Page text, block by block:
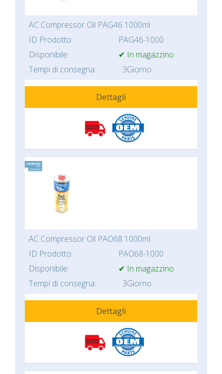
AC Compressor Oil PAG46 1000ml
ID Prodotto:
PAG46-1000
Disponibile:
✔ In magazzino
Tempi di consegna:
3Giorno
Dettagli
AC Compressor Oil PAO68 1000ml
ID Prodotto:
PAO68-1000
Disponibile:
✔ In magazzino
Tempi di consegna:
3Giorno
Dettagli